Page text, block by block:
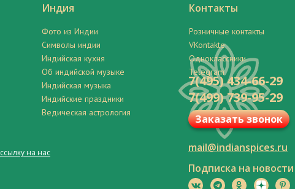
Индия
Фото из Индии
Символы индии
Индийская кухня
Об индийской музыке
Индийская музыка
Индийские праздники
Ведическая астрология
Контакты
Розничные контакты
VKontakte
Одноклассники
Telegram
ссылку на нас
7(495) 434-66-29
7(499) 739-95-29
Заказать звонок
mail@indianspices.ru
Подписка на новости